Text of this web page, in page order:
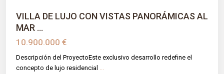
VILLA DE LUJO CON VISTAS PANORÁMICAS AL
MAR ...
10.900.000 €
Descripción del ProyectoEste exclusivo desarrollo redefine el
concepto de lujo residencial